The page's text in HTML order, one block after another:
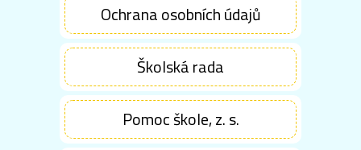
Ochrana osobních údajů
Školská rada
Pomoc škole, z. s.